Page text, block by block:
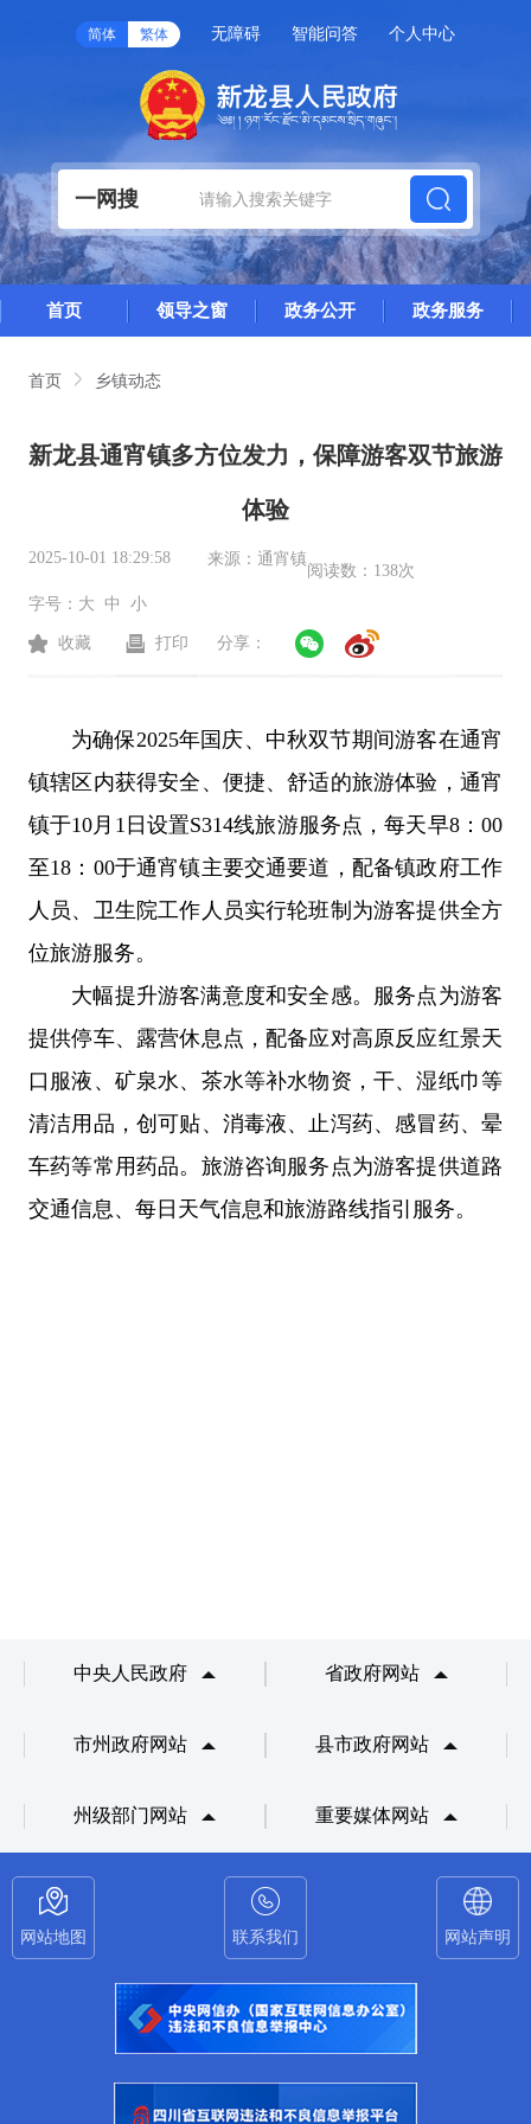
简体 繁体 无障碍 智能问答 个人中心
一网搜
首页 领导之窗 政务公开 政务服务
首页 乡镇动态
新龙县通宵镇多方位发力，保障游客双节旅游
体验
2025-10-01 18:29:58 来源： 通宵镇
阅读数： 138次
字号： 大 中 小
收藏 打印 分享：
为确保2025年国庆、中秋双节期间游客在通宵
镇辖区内获得安全、便捷、舒适的旅游体验，通宵
镇于10月1日设置S314线旅游服务点，每天早8：00
至18：00于通宵镇主要交通要道，配备镇政府工作
人员、卫生院工作人员实行轮班制为游客提供全方
位旅游服务。
大幅提升游客满意度和安全感。服务点为游客
提供停车、露营休息点，配备应对高原反应红景天
口服液、矿泉水、茶水等补水物资，干、湿纸巾等
清洁用品，创可贴、消毒液、止泻药、感冒药、晕
车药等常用药品。旅游咨询服务点为游客提供道路
交通信息、每日天气信息和旅游路线指引服务。
中央人民政府 省政府网站
市州政府网站 县市政府网站
州级部门网站 重要媒体网站
网站地图 联系我们 网站声明